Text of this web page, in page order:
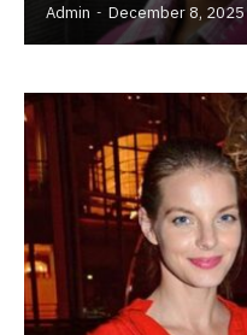
Admin December 8, 2025